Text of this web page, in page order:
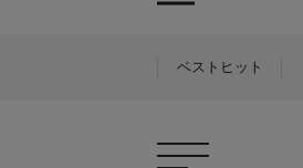
ベストヒット